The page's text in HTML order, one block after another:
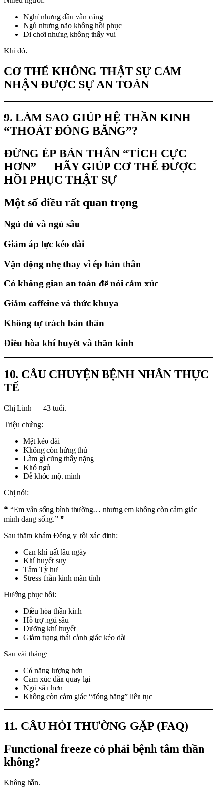
Nghỉ nhưng đầu vẫn căng
Ngủ nhưng não không hồi phục
Đi chơi nhưng không thấy vui
Khi đó:
CƠ THỂ KHÔNG THẬT SỰ CẢM
NHẬN ĐƯỢC SỰ AN TOÀN
9. LÀM SAO GIÚP HỆ THẦN KINH
“THOÁT ĐÓNG BĂNG”?
ĐỪNG ÉP BẢN THÂN “TÍCH CỰC
HƠN” — HÃY GIÚP CƠ THỂ ĐƯỢC
HỒI PHỤC THẬT SỰ
Một số điều rất quan trọng
Ngủ đủ và ngủ sâu
Giảm áp lực kéo dài
Vận động nhẹ thay vì ép bản thân
Có không gian an toàn để nói cảm xúc
Giảm caffeine và thức khuya
Không tự trách bản thân
Điều hòa khí huyết và thần kinh
10. CÂU CHUYỆN BỆNH NHÂN THỰC
TẾ
Chị Linh — 43 tuổi.
Triệu chứng:
Mệt kéo dài
Không còn hứng thú
Làm gì cũng thấy nặng
Khó ngủ
Dễ khóc một mình
Chị nói:
❝ “Em vẫn sống bình thường… nhưng em không còn cảm giác
mình đang sống.” ❞
Sau thăm khám Đông y, tôi xác định:
Can khí uất lâu ngày
Khí huyết suy
Tâm Tỳ hư
Stress thần kinh mãn tính
Hướng phục hồi:
Điều hòa thần kinh
Hỗ trợ ngủ sâu
Dưỡng khí huyết
Giảm trạng thái cảnh giác kéo dài
Sau vài tháng:
Có năng lượng hơn
Cảm xúc dần quay lại
Ngủ sâu hơn
Không còn cảm giác “đóng băng” liên tục
11. CÂU HỎI THƯỜNG GẶP (FAQ)
Functional freeze có phải bệnh tâm thần
không?
Không hẳn.